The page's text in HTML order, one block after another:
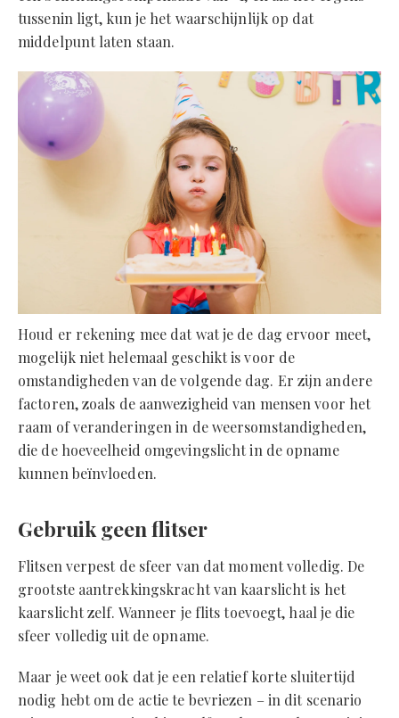
tussenin ligt, kun je het waarschijnlijk op dat
middelpunt laten staan.
Houd er rekening mee dat wat je de dag ervoor meet,
mogelijk niet helemaal geschikt is voor de
omstandigheden van de volgende dag. Er zijn andere
factoren, zoals de aanwezigheid van mensen voor het
raam of veranderingen in de weersomstandigheden,
die de hoeveelheid omgevingslicht in de opname
kunnen beïnvloeden.
Gebruik geen flitser
Flitsen verpest de sfeer van dat moment volledig. De
grootste aantrekkingskracht van kaarslicht is het
kaarslicht zelf. Wanneer je flits toevoegt, haal je die
sfeer volledig uit de opname.
Maar je weet ook dat je een relatief korte sluitertijd
nodig hebt om de actie te bevriezen – in dit scenario